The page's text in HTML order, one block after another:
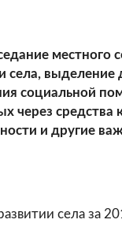
местного
села,
социальной
через средства
и другие
села за